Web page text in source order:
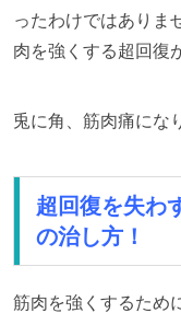
ったわけではありま
肉を強くする超回復
兎に角、筋肉痛にな
超回復を失わ
の治し方！
筋肉を強くするため